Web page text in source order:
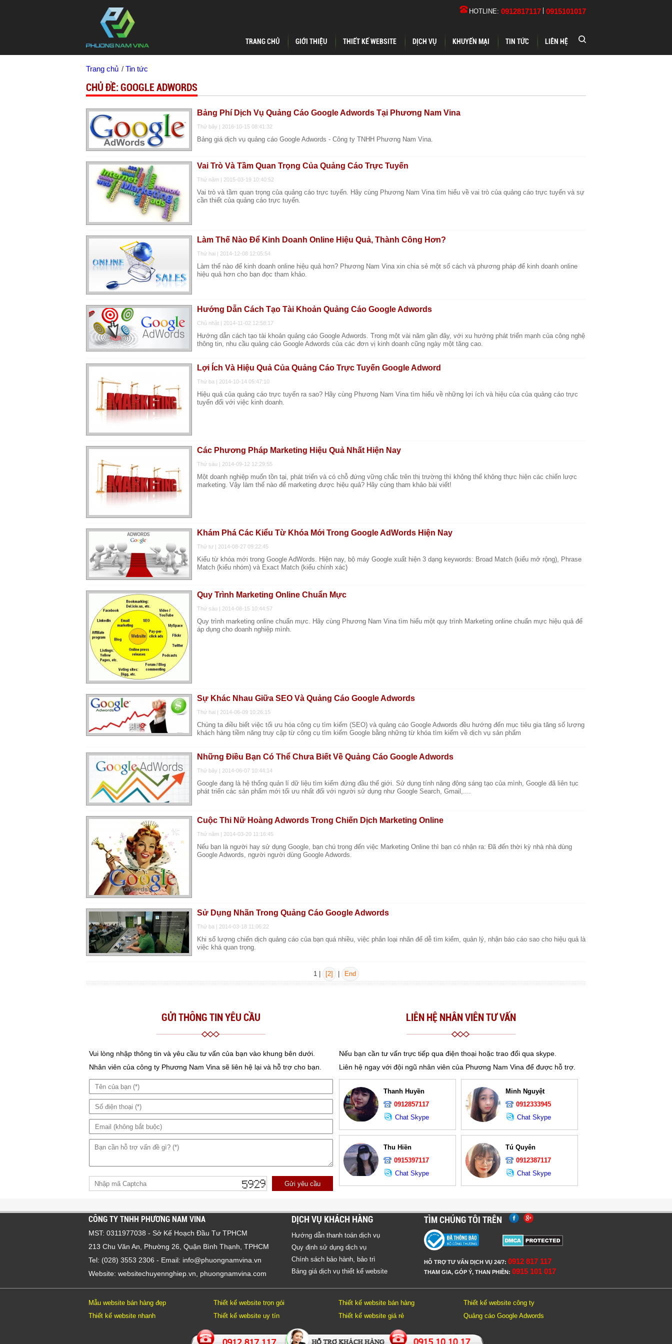
HOTLINE: 0912817117 0915101017
TRANG CHỦ GIỚI THIỆU THIẾT KẾ WEBSITE DỊCH VỤ KHUYẾN MẠI TIN TỨC LIÊN HỆ
Trang chủ Tin tức
CHỦ ĐỀ: GOOGLE ADWORDS
Bảng Phí Dịch Vụ Quảng Cáo Google Adwords Tại Phương Nam Vina
Thứ bảy | 2016-10-15 08:41:32
Bảng giá dịch vụ quảng cáo Google Adwords - Công ty TNHH Phương Nam Vina.
Vai Trò Và Tầm Quan Trọng Của Quảng Cáo Trực Tuyến
Thứ năm | 2015-03-19 10:40:52
Vai trò và tầm quan trọng của quảng cáo trực tuyến. Hãy cùng Phương Nam Vina tìm hiểu về vai trò của quảng cáo trực tuyến và sự
cần thiết của quảng cáo trực tuyến.
Làm Thế Nào Để Kinh Doanh Online Hiệu Quả, Thành Công Hơn?
Thứ hai | 2014-12-08 12:05:54
Làm thế nào để kinh doanh online hiệu quả hơn? Phương Nam Vina xin chia sẻ một số cách và phương pháp để kinh doanh online
hiệu quả hơn cho bạn đọc tham khảo.
Hướng Dẫn Cách Tạo Tài Khoản Quảng Cáo Google Adwords
Chủ nhật | 2014-11-02 12:58:17
Hướng dẫn cách tạo tài khoản quảng cáo Google Adwords. Trong một vài năm gần đây, với xu hướng phát triển mạnh của công nghệ
thông tin, nhu cầu quảng cáo Google Adwords của các đơn vị kinh doanh cũng ngày một tăng cao.
Lợi Ích Và Hiệu Quả Của Quảng Cáo Trực Tuyến Google Adword
Thứ ba | 2014-10-14 05:47:10
Hiệu quả của quảng cáo trực tuyến ra sao? Hãy cùng Phương Nam Vina tìm hiểu về những lợi ích và hiệu của của quảng cáo trực
tuyến đối với việc kinh doanh.
Các Phương Pháp Marketing Hiệu Quả Nhất Hiện Nay
Thứ sáu | 2014-09-12 12:29:55
Một doanh nghiệp muốn tồn tại, phát triển và có chỗ đứng vững chắc trên thị trường thì không thể không thực hiện các chiến lược
marketing. Vậy làm thế nào để marketing được hiệu quả? Hãy cùng tham khảo bài viết!
Khám Phá Các Kiểu Từ Khóa Mới Trong Google AdWords Hiện Nay
Thứ tư | 2014-08-27 09:22:45
Kiểu từ khóa mới trong Google AdWords. Hiện nay, bộ máy Google xuất hiện 3 dạng keywords: Broad Match (kiểu mở rộng), Phrase
Match (kiểu nhóm) và Exact Match (kiểu chính xác)
Quy Trình Marketing Online Chuẩn Mực
Thứ sáu | 2014-08-15 10:44:57
Quy trình marketing online chuẩn mực. Hãy cùng Phương Nam Vina tìm hiểu một quy trình Marketing online chuẩn mực hiệu quả để
áp dụng cho doanh nghiệp mình.
Sự Khác Nhau Giữa SEO Và Quảng Cáo Google Adwords
Thứ hai | 2014-06-09 10:26:15
Chúng ta điều biết việc tối ưu hóa công cụ tìm kiếm (SEO) và quảng cáo Google Adwords đều hướng đến mục tiêu gia tăng số lượng
khách hàng tiềm năng truy cập từ công cụ tìm kiếm Google bằng những từ khóa tìm kiếm về dịch vụ sản phẩm
Những Điều Bạn Có Thể Chưa Biết Về Quảng Cáo Google Adwords
Thứ bảy | 2014-06-07 10:44:14
Google đang là hệ thống quản lí dữ liệu tìm kiếm đứng đầu thế giới. Sử dụng tính năng động sáng tạo của mình, Google đã liên tục
phát triển các sản phẩm mới tối ưu nhất đối với người sử dụng như Google Search, Gmail,....
Cuộc Thi Nữ Hoàng Adwords Trong Chiến Dịch Marketing Online
Thứ năm | 2014-03-20 11:16:45
Nếu bạn là người hay sử dụng Google, bạn chú trọng đến việc Marketing Online thì bạn có nhận ra: Đã đến thời kỳ nhà nhà dùng
Google Adwords, người người dùng Google Adwords.
Sử Dụng Nhãn Trong Quảng Cáo Google Adwords
Thứ ba | 2014-03-18 11:06:22
Khi số lượng chiến dịch quảng cáo của bạn quá nhiều, việc phân loại nhãn để dễ tìm kiếm, quản lý, nhận báo cáo sao cho hiệu quả là
việc khá quan trọng.
1 | [2] End
GỬI THÔNG TIN YÊU CẦU
Vui lòng nhập thông tin và yêu cầu tư vấn của bạn vào khung bên dưới.
Nhân viên của công ty Phương Nam Vina sẽ liên hệ lại và hỗ trợ cho bạn.
Gửi yêu cầu
LIÊN HỆ NHÂN VIÊN TƯ VẤN
Nếu bạn cần tư vấn trực tiếp qua điện thoại hoặc trao đổi qua skype.
Liên hệ ngay với đội ngũ nhân viên của Phương Nam Vina để được hỗ trợ.
Thanh Huyền
0912857117
Chat Skype
Minh Nguyệt
0912333945
Chat Skype
Thu Hiền
0915397117
Chat Skype
Tú Quyên
0912387117
Chat Skype
CÔNG TY TNHH PHƯƠNG NAM VINA
MST: 0311977038 - Sở Kế Hoạch Đầu Tư TPHCM
213 Chu Văn An, Phường 26, Quận Bình Thạnh, TPHCM
Tel: (028) 3553 2306 - Email: info@phuongnamvina.vn
Website: websitechuyennghiep.vn phuongnamvina.com
DỊCH VỤ KHÁCH HÀNG
Hướng dẫn thanh toán dịch vụ
Quy định sử dụng dịch vụ
Chính sách bảo hành, bảo trì
Bảng giá dịch vụ thiết kế website
TÌM CHÚNG TÔI TRÊN
HỖ TRỢ TƯ VẤN DỊCH VỤ 24/7:0912 817 117
THAM GIA, GÓP Ý, THAN PHIỀN:0915 101 017
Mẫu website bán hàng đẹp Thiết kế website trọn gói Thiết kế website bán hàng
Thiết kế website công ty
Thiết kế website nhanh
Thiết kế website uy tín Thiết kế website giá rẻ Quảng cáo Google Adwords